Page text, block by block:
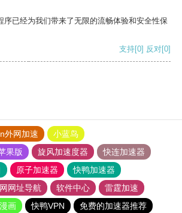
序已经为我们带来了无限的流畅体验和安全性保
支持[0] 反对[0]
外网加速
小蓝鸟
果版
旋风加速度器
快连加速器
原子加速器
快鸭加速器
网址导航 软件中心
雷霆加速
画 快鸭VPN 免费的加速器推荐